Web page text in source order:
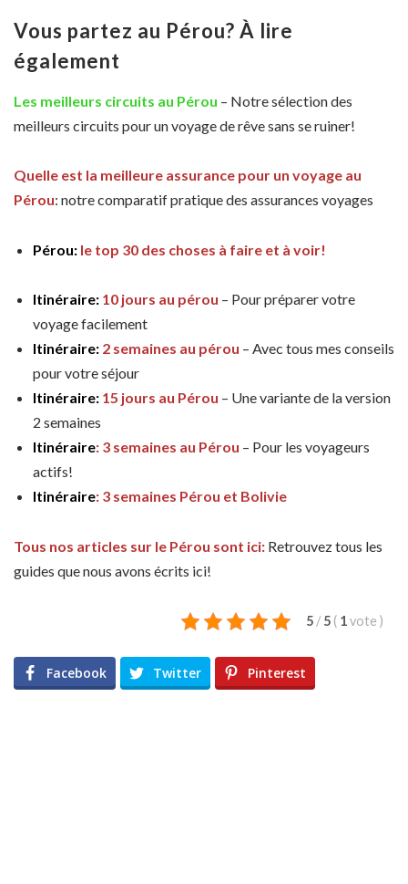
Vous partez au Pérou? À lire
également
Les meilleurs circuits au Pérou – Notre sélection des
meilleurs circuits pour un voyage de rêve sans se ruiner!
Quelle est la meilleure assurance pour un voyage au
Pérou: notre comparatif pratique des assurances voyages
Pérou: le top 30 des choses à faire et à voir!
Itinéraire: 10 jours au pérou – Pour préparer votre
voyage facilement
Itinéraire: 2 semaines au pérou – Avec tous mes conseils
pour votre séjour
Itinéraire: 15 jours au Pérou – Une variante de la version
2 semaines
Itinéraire: 3 semaines au Pérou – Pour les voyageurs
actifs!
Itinéraire: 3 semaines Pérou et Bolivie
Tous nos articles sur le Pérou sont ici: Retrouvez tous les
guides que nous avons écrits ici!
5 / 5 ( 1vote )
Facebook Twitter Pinterest